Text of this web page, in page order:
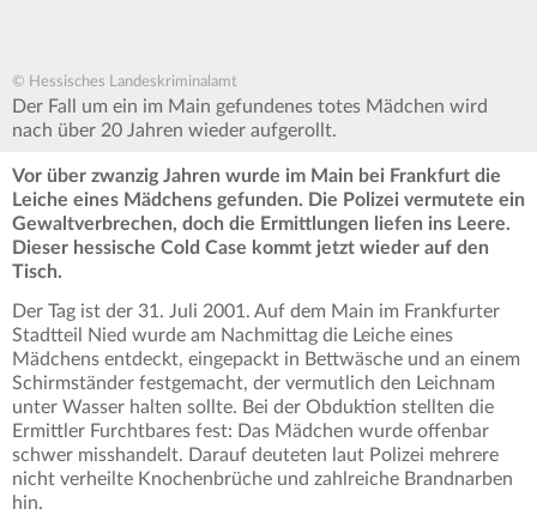
© Hessisches Landeskriminalamt
Der Fall um ein im Main gefundenes totes Mädchen wird
nach über 20 Jahren wieder aufgerollt.
Vor über zwanzig Jahren wurde im Main bei Frankfurt die
Leiche eines Mädchens gefunden. Die Polizei vermutete ein
Gewaltverbrechen, doch die Ermittlungen liefen ins Leere.
Dieser hessische Cold Case kommt jetzt wieder auf den
Tisch.
Der Tag ist der 31. Juli 2001. Auf dem Main im Frankfurter
Stadtteil Nied wurde am Nachmittag die Leiche eines
Mädchens entdeckt, eingepackt in Bettwäsche und an einem
Schirmständer festgemacht, der vermutlich den Leichnam
unter Wasser halten sollte. Bei der Obduktion stellten die
Ermittler Furchtbares fest: Das Mädchen wurde offenbar
schwer misshandelt. Darauf deuteten laut Polizei mehrere
nicht verheilte Knochenbrüche und zahlreiche Brandnarben
hin.